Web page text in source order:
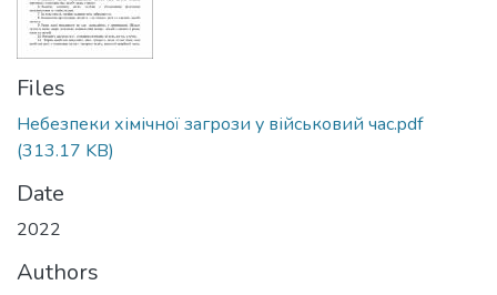
Files
Небезпеки хімічної загрози у військовий час.pdf
(313.17 KB)
Date
2022
Authors